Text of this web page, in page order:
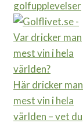
golfupplevelser
Här dricker man
mest vin i hela
världen – vet du